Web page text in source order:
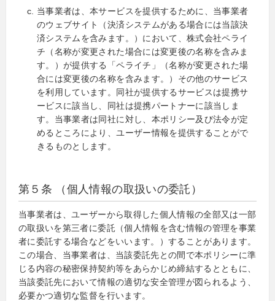
当事業者は、本サービスを提供するために、当事業者
のウェブサイト（決済システムがある場合には当該決
済システムを含みます。）において、株式会社ペライ
チ（名称が変更された場合には変更後の名称を含みま
す。）が提供する「ペライチ」（名称が変更された場
合には変更後の名称を含みます。）その他のサービス
を利用しています。同社が提供するサービスは提携サ
ービスに該当し、同社は提携パートナーに該当しま
す。当事業者は同社に対し、本ポリシー及び法令が定
めるところにより、ユーザー情報を提供することがで
きるものとします。
第５条 （個人情報の取扱いの委託）
当事業者は、ユーザーから取得した個人情報の全部又は一部
の取扱いを第三者に委託（個人情報を含む情報の管理を事業
者に委託する場合などをいいます。）することがあります。
この場合、当事業者は、当該委託先との間で本ポリシーに準
じる内容の秘密保持契約等をあらかじめ締結するとともに、
当該委託先において情報の適切な安全管理が図られるよう、
必要かつ適切な監督を行います。